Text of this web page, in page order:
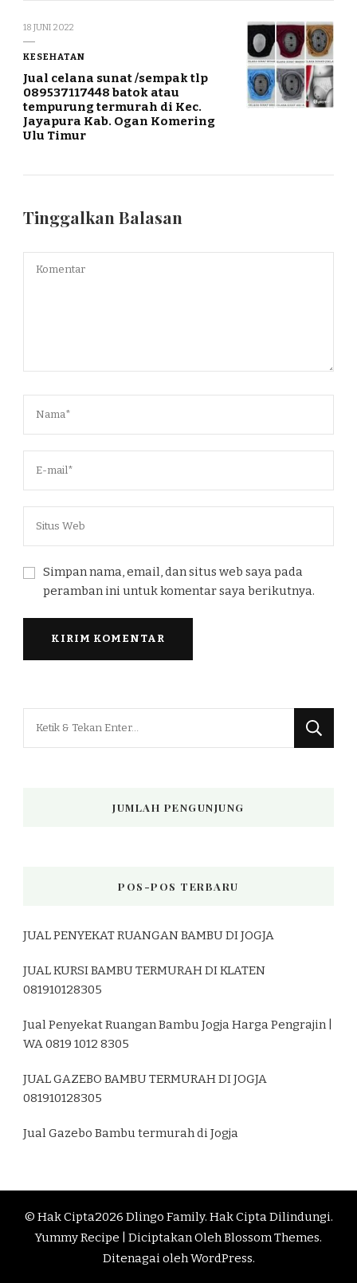
18 JUNI 2022
KESEHATAN
Jual celana sunat /sempak tlp
089537117448 batok atau
tempurung termurah di Kec.
Jayapura Kab. Ogan Komering
Ulu Timur
Tinggalkan Balasan
Simpan nama, email, dan situs web saya pada
peramban ini untuk komentar saya berikutnya.
Mencari
JUMLAH PENGUNJUNG
POS-POS TERBARU
JUAL PENYEKAT RUANGAN BAMBU DI JOGJA
JUAL KURSI BAMBU TERMURAH DI KLATEN
081910128305
Jual Penyekat Ruangan Bambu Jogja Harga Pengrajin |
WA 0819 1012 8305
JUAL GAZEBO BAMBU TERMURAH DI JOGJA
081910128305
Jual Gazebo Bambu termurah di Jogja
© Hak Cipta2026 Dlingo Family. Hak Cipta Dilindungi.
Yummy Recipe | Diciptakan OlehBlossom Themes.
Ditenagai olehWordPress.